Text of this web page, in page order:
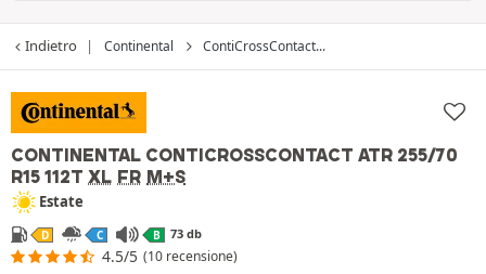
Indietro Continental ContiCrossContact...
CONTINENTAL CONTICROSSCONTACT ATR 255/70
R15 112T XL FR M+S
Estate
D C B 73 db
4.5/5 (10 recensione)